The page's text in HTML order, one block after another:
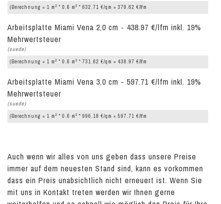
(Berechnung = 1 m 2 * 0.6 m 2 * 632.71 €/qm = 379.62 €/lfm
Arbeitsplatte Miami Vena 2,0 cm - 438.97 €/lfm inkl. 19%
Mehrwertsteuer
(suede)
(Berechnung = 1 m 2 * 0.6 m 2 * 731.62 €/qm = 438.97 €/lfm
Arbeitsplatte Miami Vena 3,0 cm - 597.71 €/lfm inkl. 19%
Mehrwertsteuer
(suede)
(Berechnung = 1 m 2 * 0.6 m 2 * 996.18 €/qm = 597.71 €/lfm
Auch wenn wir alles von uns geben dass unsere Preise
immer auf dem neuesten Stand sind, kann es vorkommen
dass ein Preis unabsichtlich nicht erneuert ist. Wenn Sie
mit uns in Kontakt treten werden wir Ihnen gerne